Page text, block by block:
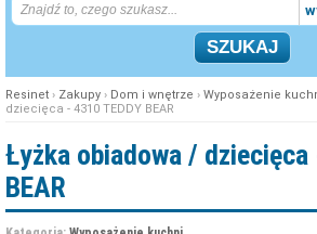
INWESTYCJE
IMPREZY
W KINACH
Resinet › Zakupy › Dom i wnętrze › Wyposażenie
dziecięca - 4310 TEDDY BEAR
Łyżka obiadowa / dziecięca
BEAR